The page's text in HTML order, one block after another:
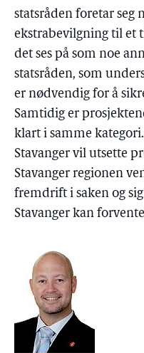
statsråden foretar seg
ekstrabevilgning til et
det ses på som noe
statsråden, som
er nødvendig for å
Samtidig er
klart i samme
Stavanger vil utsette
Stavanger regionen
fremdrift i saken og
Stavanger kan